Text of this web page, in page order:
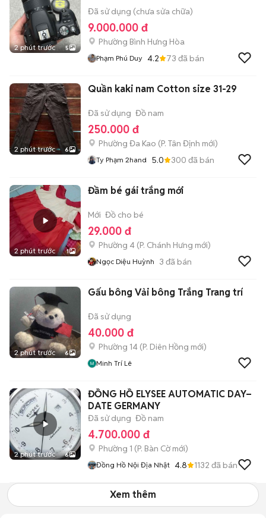
2 phút trước 5
Đã sử dụng (chưa sửa chữa)
9.000.000 đ
Phường Bình Hưng Hòa
Phạm Phú Duy 4.2 73 đã bán
2 phút trước 6
Quần kaki nam Cotton size 31-29
Đã sử dụng Đồ nam
250.000 đ
Phường Đa Kao (P. Tân Định mới)
Ty Phạm 2hand 5.0 300 đã bán
2 phút trước 1
Đầm bé gái trắng mới
Mới Đồ cho bé
29.000 đ
Phường 4 (P. Chánh Hưng mới)
Ngọc Diệu Huỳnh 3 đã bán
2 phút trước 6
Gấu bông Vải bông Trắng Trang trí
Đã sử dụng
40.000 đ
Phường 14 (P. Diên Hồng mới)
Minh Trí Lê
2 phút trước 6
ĐỒNG HỒ ELYSEE AUTOMATIC DAY–
DATE GERMANY
Đã sử dụng Đồ nam
4.700.000 đ
Phường 1 (P. Bàn Cờmới)
Đồng Hồ Nội Địa Nhật 4.8 1132 đã bán
Xem thêm